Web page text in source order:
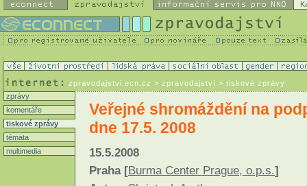
zpravodajstvi.ecn.cz > zpravodajství > tiskové zprávy
zprávy
komentáře
tiskové zprávy
témata
multimedia
Veřejné shromáždění na
dne 17.5. 2008
15.5.2008
Praha [Burma Center Prague, o.p.s.]